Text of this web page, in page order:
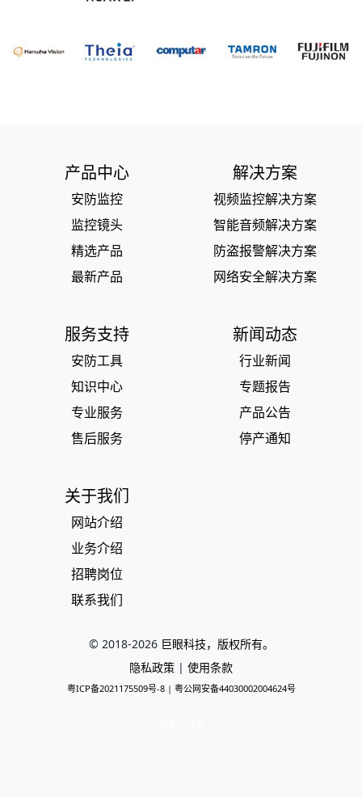
产品中心
安防监控
监控镜头
精选产品
最新产品
解决方案
视频监控解决方案
智能音频解决方案
防盗报警解决方案
网络安全解决方案
服务支持
安防工具
知识中心
专业服务
售后服务
新闻动态
行业新闻
专题报告
产品公告
停产通知
关于我们
网站介绍
业务介绍
招聘岗位
联系我们
© 2018-2026 巨眼科技，版权所有。
隐私政策 | 使用条款
粤ICP备2021175509号-8| 粤公网安备44030002004624号